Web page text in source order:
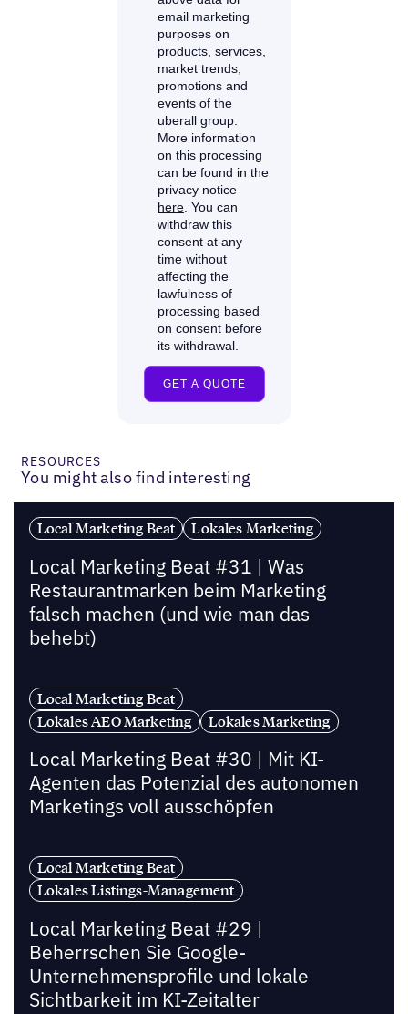
RESOURCES
You might also find interesting
Local Marketing Beat Lokales Marketing
Local Marketing Beat #31 | Was
Restaurantmarken beim Marketing
falsch machen (und wie man das
behebt)
Local Marketing Beat
Lokales AEO Marketing
Lokales Marketing
Local Marketing Beat #30 | Mit KI-
Agenten das Potenzial des autonomen
Marketings voll ausschöpfen
Local Marketing Beat
Lokales Listings-Management
Local Marketing Beat #29 |
Beherrschen Sie Google-
Unternehmensprofile und lokale
Sichtbarkeit im KI-Zeitalter